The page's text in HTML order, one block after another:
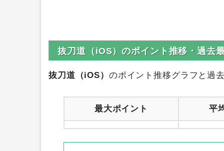
抜刀道（iOS）のポイント推移・過去
抜刀道（iOS） のポイント推移グラフと過
最大ポイント 平